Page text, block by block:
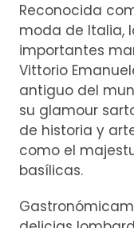
Reconocida
moda de Italia,
importantes
Vittorio
antiguo del
su glamour
de historia y
como el
basílicas.